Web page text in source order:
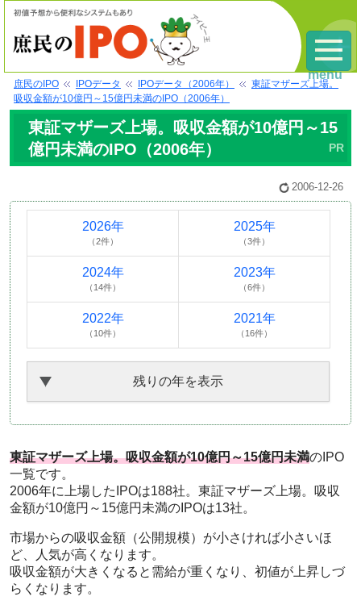
庶民のIPO IPOデータ IPOデータ（2006年）
東証マザーズ上場。
吸収金額が10億円～15億円未満のIPO（2006年）
東証マザーズ上場。吸収金額が10億円～15
億円未満のIPO（2006年）
2006-12-26
2026年
（2件）
2025年
（3件）
2024年
（14件）
2023年
（6件）
2022年
（10件）
2021年
（16件）
残りの年を表示
東証マザーズ上場。吸収金額が10億円～15億円未満のIPO
一覧です。
2006年に上場したIPOは188社。東証マザーズ上場。吸収
金額が10億円～15億円未満のIPOは13社。
市場からの吸収金額（公開規模）が小さければ小さいほ
ど、人気が高くなります。
吸収金額が大きくなると需給が重くなり、初値が上昇しづ
らくなります。
menu